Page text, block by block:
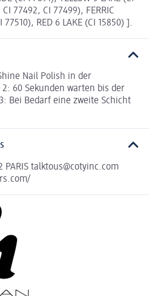
CI 77492, CI 77499), FERRIC
77510), RED 6 LAKE (CI 15850) ].
Nail Polish in der
60 Sekunden warten bis der
Bei Bedarf eine zweite Schicht
PARIS talktous@cotyinc.com